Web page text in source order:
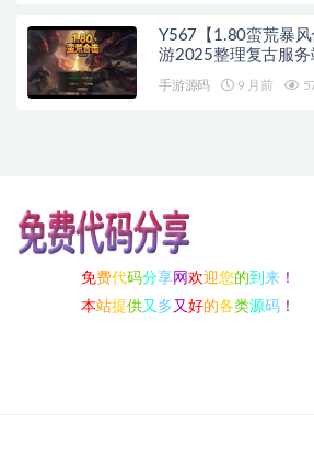
Y567【1.80蛮荒暴
游2025整理复古服务
手游源码 9 月前
免费代码分享网 欢迎您的到 来！
本站提供又 多 又好的各类源码！